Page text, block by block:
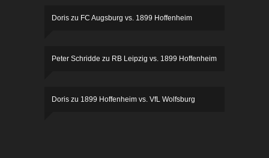
Doris zu FC Augsburg vs. 1899 Hoffenheim
Peter Schridde zu RB Leipzig vs. 1899 Hoffenheim
Doris zu 1899 Hoffenheim vs. VfL Wolfsburg